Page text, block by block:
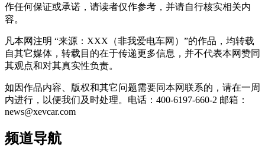
作任何保证或承诺，请读者仅作参考，并请自行核实相关内
容。
凡本网注明 “来源：XXX（非我爱电车网）”的作品，均转载
自其它媒体，转载目的在于传递更多信息，并不代表本网赞同
其观点和对其真实性负责。
如因作品内容、版权和其它问题需要同本网联系的，请在一周
内进行，以便我们及时处理。电话：400-6197-660-2 邮箱：
news@xevcar.com
频道导航